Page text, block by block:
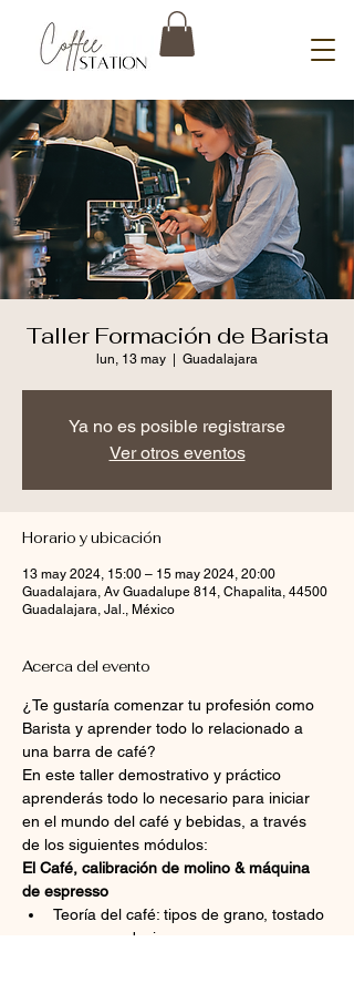
Taller Formación de Barista
lun, 13 may Guadalajara
Ya no es posible registrarse
Ver otros eventos
Horario y ubicación
13 may 2024, 15:00 – 15 may 2024, 20:00
Guadalajara, Av Guadalupe 814, Chapalita, 44500
Guadalajara, Jal., México
Acerca del evento
¿Te gustaría comenzar tu profesión como
Barista y aprender todo lo relacionado a
una barra de café?
En este taller demostrativo y práctico
aprenderás todo lo necesario para iniciar
en el mundo del café y bebidas, a través
de los siguientes módulos:
El Café, calibración de molino & máquina
de espresso
Teoría del café: tipos de grano, tostado
y recomendaciones